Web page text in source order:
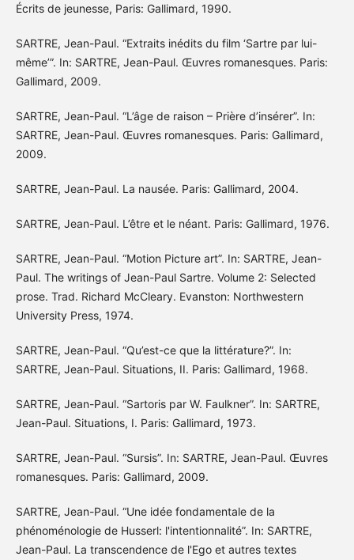
Écrits de jeunesse, Paris: Gallimard, 1990.
SARTRE, Jean-Paul. “Extraits inédits du film ‘Sartre par lui-
même’”. In: SARTRE, Jean-Paul. Œuvres romanesques. Paris:
Gallimard, 2009.
SARTRE, Jean-Paul. “L’âge de raison – Prière d’insérer”. In:
SARTRE, Jean-Paul. Œuvres romanesques. Paris: Gallimard,
2009.
SARTRE, Jean-Paul. La nausée. Paris: Gallimard, 2004.
SARTRE, Jean-Paul. L’être et le néant. Paris: Gallimard, 1976.
SARTRE, Jean-Paul. “Motion Picture art”. In: SARTRE, Jean-
Paul. The writings of Jean-Paul Sartre. Volume 2: Selected
prose. Trad. Richard McCleary. Evanston: Northwestern
University Press, 1974.
SARTRE, Jean-Paul. “Qu’est-ce que la littérature?”. In:
SARTRE, Jean-Paul. Situations, II. Paris: Gallimard, 1968.
SARTRE, Jean-Paul. “Sartoris par W. Faulkner”. In: SARTRE,
Jean-Paul. Situations, I. Paris: Gallimard, 1973.
SARTRE, Jean-Paul. “Sursis”. In: SARTRE, Jean-Paul. Œuvres
romanesques. Paris: Gallimard, 2009.
SARTRE, Jean-Paul. “Une idée fondamentale de la
phénoménologie de Husserl: l'intentionnalité”. In: SARTRE,
Jean-Paul. La transcendence de l'Ego et autres textes